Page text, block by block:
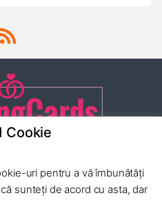
222
Cookie
uri pentru a vă îmbunătăți
sunteți de acord cu asta, dar